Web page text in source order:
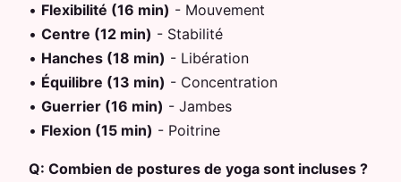
• Flexibilité (16 min) - Mouvement
• Centre (12 min) - Stabilité
• Hanches (18 min) - Libération
• Équilibre (13 min) - Concentration
• Guerrier (16 min) - Jambes
• Flexion (15 min) - Poitrine
Q: Combien de postures de yoga sont incluses ?